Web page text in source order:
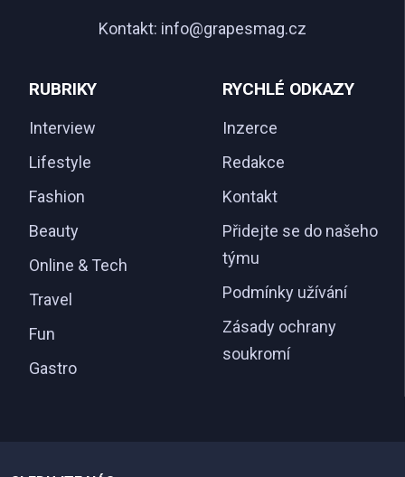
Kontakt: info@grapesmag.cz
RUBRIKY
Interview
Lifestyle
Fashion
Beauty
Online & Tech
Travel
Fun
Gastro
RYCHLÉ ODKAZY
Inzerce
Redakce
Kontakt
Přidejte se do našeho
týmu
Podmínky užívání
Zásady ochrany
soukromí